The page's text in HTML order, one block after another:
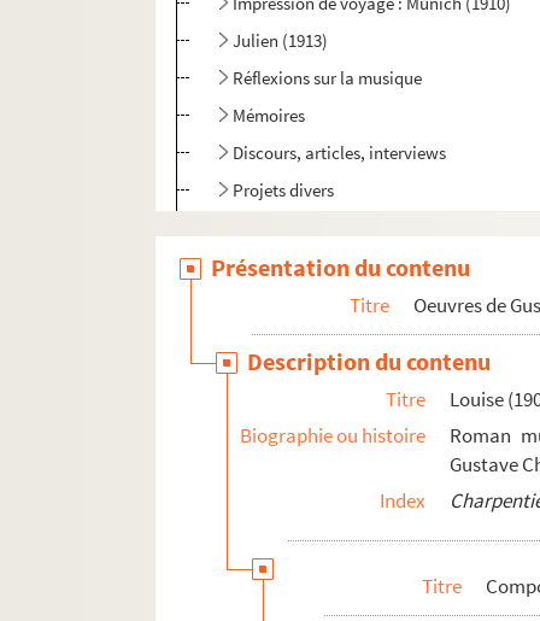
Julien (1913)
Réflexions sur la musique
Mémoires
Discours, articles, interviews
Projets divers
Correspondance
Textes relatifs à Gustave Charpentier
Articles de presse divers
Biographie
Présentation du contenu
Titre Oeuvres de
Description du contenu
Titre
Louise
Biographie ou histoire
Roman
Gustave
Index
Titre